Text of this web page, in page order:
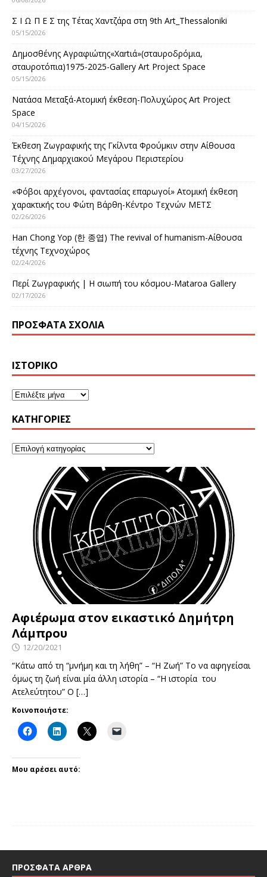
Σ Ι Ω Π Ε Σ της Τέτας Χαντζάρα στη 9th Art_Thessaloniki
05/15/2026
Δημοσθένης Αγραφιώτης«Xαrtιά»(σταυροδρόμια,
σταυροτόπια)1975-2025-Gallery Art Project Space
05/15/2026
Νατάσα Μεταξά-Ατομική έκθεση-Πολυχώρος Art Project
Space
04/15/2026
Έκθεση Ζωγραφικής της Γκίλντα Φρούμκιν στην Αίθουσα
Τέχνης Δημαρχιακού Μεγάρου Περιστερίου
03/27/2026
«Φόβοι αρχέγονοι, φαντασίας επαρωγοί» Ατομική έκθεση
χαρακτικής του Φώτη Βάρθη-Κέντρο Τεχνών ΜΕΤΣ
02/26/2026
Han Chong Yop (한 종엽) The revival of humanism-Αίθουσα
τέχνης Τεχνοχώρος
02/24/2026
Περί Ζωγραφικής | Η σιωπή του κόσμου-Mataroa Gallery
02/17/2026
ΠΡΌΣΦΑΤΑ ΣΧΌΛΙΑ
ΙΣΤΟΡΙΚΌ
KΑΤΗΓΟΡΊΕΣ
Αφιέρωμα στον εικαστικό Δημήτρη
Λάμπρου
12/20/2021
“Κάτω από τη “μνήμη και τη λήθη” – “Η Ζωή” Το να αφηγείσαι
όμως τη ζωή είναι μία άλλη ιστορία – “Η ιστορία του
Ατελεύτητου” Ο […]
Κοινοποιήστε:
Μου αρέσει αυτό:
ΠΡΌΣΦΑΤΑ ΆΡΘΡΑ